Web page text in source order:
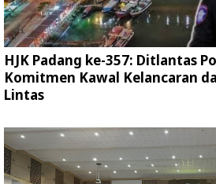
HJK Padang ke-357: Ditlantas
Komitmen Kawal Kelancaran
Lintas